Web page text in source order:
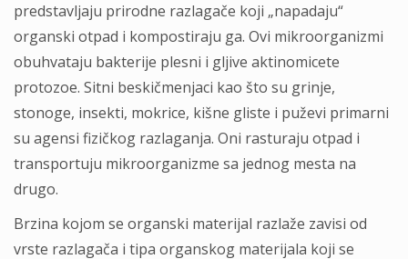
predstavljaju prirodne razlagače koji „napadaju“
organski otpad i kompostiraju ga. Ovi mikroorganizmi
obuhvataju bakterije plesni i gljive aktinomicete
protozoe. Sitni beskičmenjaci kao što su grinje,
stonoge, insekti, mokrice, kišne gliste i puževi primarni
su agensi fizičkog razlaganja. Oni rasturaju otpad i
transportuju mikroorganizme sa jednog mesta na
drugo.
Brzina kojom se organski materijal razlaže zavisi od
vrste razlagača i tipa organskog materijala koji se